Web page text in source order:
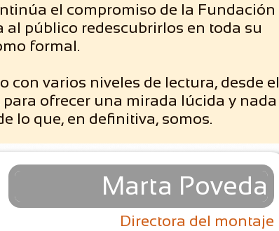
el compromiso de la Fundación
al público redescubrirlos en toda su
formal.
con varios niveles de lectura, desde el
ofrecer una mirada lúcida y nada
lo que, en definitiva, somos.
Directora del montaje
Marta Poveda